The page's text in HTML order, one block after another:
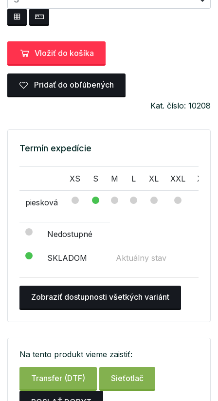
Vložiť do košíka
Pridať do obľúbených
Kat. číslo: 10208
Termín expedície
XS S M L XL XXL XXXL
piesková
Nedostupné
SKLADOM Aktuálny stav
Zobraziť dostupnosti všetkých variánt
Na tento produkt vieme zaistiť:
Transfer (DTF) Sieťotlač